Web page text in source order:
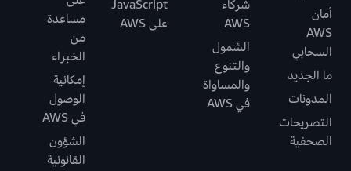
أمان
AWS
السحابي
ما الجديد
المدونات
التصريحات
الصحفية
شركاء
AWS
الشمول
والتنوع
والمساواة
في AWS
JavaScript
على AWS
مساعدة
من
الخبراء
إمكانية
الوصول
في AWS
الشؤون
القانونية